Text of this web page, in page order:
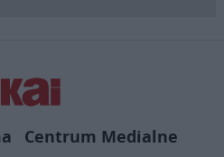
Centrum Medialne